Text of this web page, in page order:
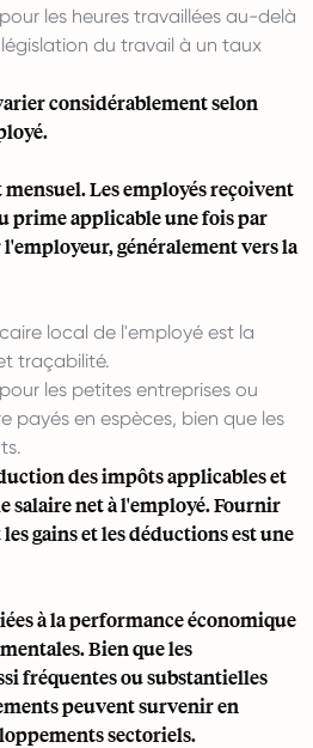
les heures travaillées au-delà
du travail à un taux
considérablement selon
Les employés reçoivent
prime applicable une fois par
généralement vers la
local de l'employé est la
traçabilité.
les petites entreprises ou
payés en espèces, bien que les
des impôts applicables et
salaire net à l'employé. Fournir
gains et les déductions est une
à la performance économique
Bien que les
fréquentes ou substantielles
peuvent survenir en
sectoriels.